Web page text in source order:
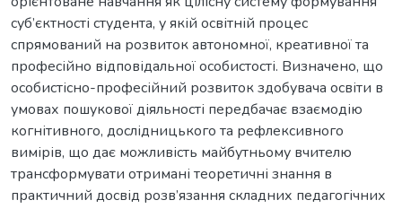
суб’єктності студента, у якій освітній процес
спрямований на розвиток автономної, креативної та
професійно відповідальної особистості. Визначено, що
особистісно-професійний розвиток здобувача освіти в
умовах пошукової діяльності передбачає взаємодію
когнітивного, дослідницького та рефлексивного
вимірів, що дає можливість майбутньому вчителю
трансформувати отримані теоретичні знання в
практичний досвід розв’язання складних педагогічних